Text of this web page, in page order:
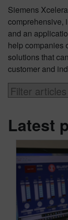
Siemens
comprehensive,
and an
help companies
solutions that
customer and
Latest